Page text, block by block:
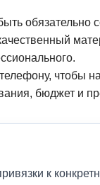
обязательно
чтобы
бюджет и
к